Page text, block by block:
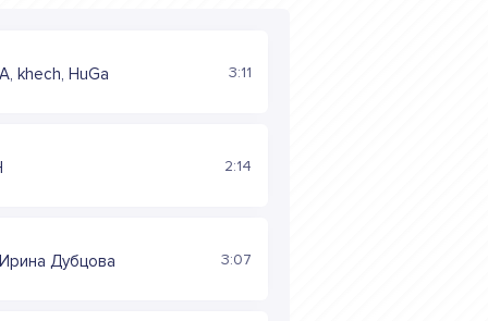
khech, HuGa 3:11
2:14
Дубцова 3:07